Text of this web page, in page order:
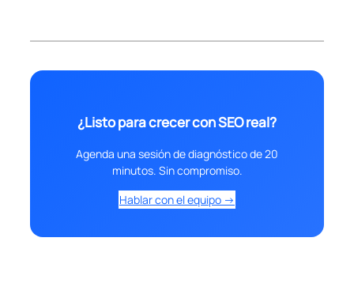
¿Listo para crecer con SEO real?
Agenda una sesión de diagnóstico de 20
minutos. Sin compromiso.
Hablar con el equipo →